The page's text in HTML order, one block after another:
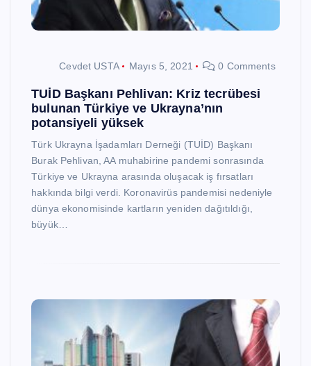
Cevdet USTA Mayıs 5, 2021 0 Comments
TUİD Başkanı Pehlivan: Kriz tecrübesi
bulunan Türkiye ve Ukrayna’nın
potansiyeli yüksek
Türk Ukrayna İşadamları Derneği (TUİD) Başkanı
Burak Pehlivan, AA muhabirine pandemi sonrasında
Türkiye ve Ukrayna arasında oluşacak iş fırsatları
hakkında bilgi verdi. Koronavirüs pandemisi nedeniyle
dünya ekonomisinde kartların yeniden dağıtıldığı,
büyük…